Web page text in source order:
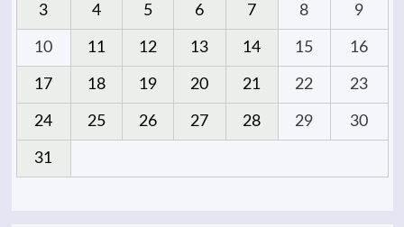
3 4 5 6 7 8 9
10 11 12 13 14 15 16
17 18 19 20 21 22 23
24 25 26 27 28 29 30
31